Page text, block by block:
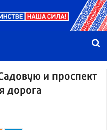
и проспект
дорога